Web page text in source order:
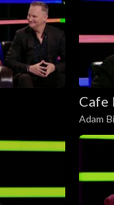
Cafe
Adam